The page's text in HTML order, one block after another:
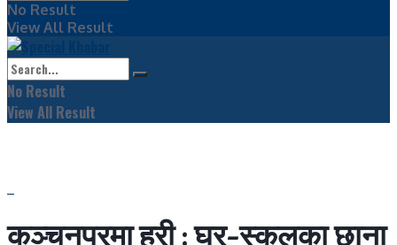
No Result
View All Result
No Result
View All Result